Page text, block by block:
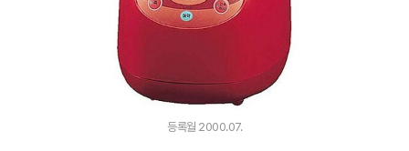
등록월 2000.07.